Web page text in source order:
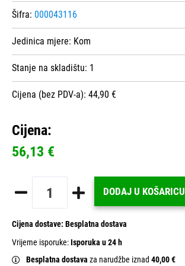
Šifra: 000043116
Jedinica mjere: Kom
Stanje na skladištu: 1
Cijena (bez PDV-a): 44,90 €
Cijena:
56,13 €
DODAJ U KOŠARICU
Cijena dostave: Besplatna dostava
Vrijeme isporuke:Isporuka u 24 h
Besplatna dostava za narudžbe iznad 40,00 €